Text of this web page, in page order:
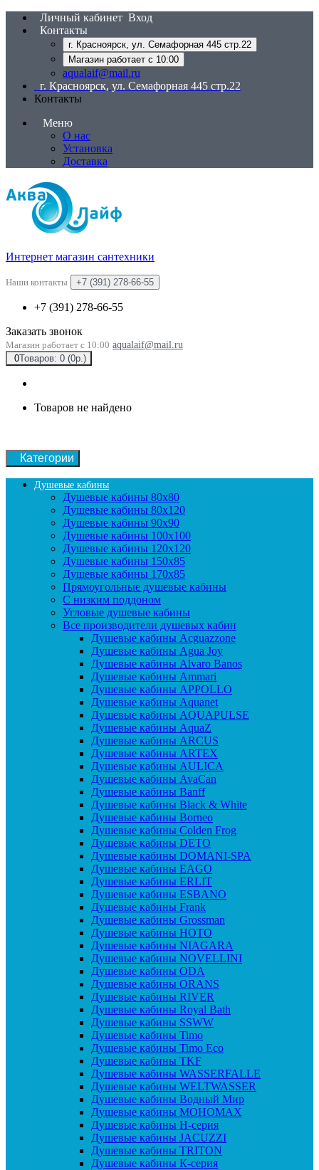
Личный кабинет Вход
Контакты
г. Красноярск, ул. Семафорная 445 стр.22
Магазин работает с 10:00
aqualaif@mail.ru
г. Красноярск, ул. Семафорная 445 стр.22
Контакты
Меню
О нас
Установка
Доставка
Интернет магазин сантехники
Наши контакты +7 (391) 278-66-55
+7 (391) 278-66-55
Заказать звонок
Магазин работает с 10:00 aqualaif@mail.ru
0Товаров: 0 (0р.)
Товаров не найдено
Категории
Душевые кабины
Душевые кабины 80x80
Душевые кабины 80x120
Душевые кабины 90х90
Душевые кабины 100x100
Душевые кабины 120x120
Душевые кабины 150x85
Душевые кабины 170x85
Прямоугольные душевые кабины
С низким поддоном
Угловые душевые кабины
Все производители душевых кабин
Душевые кабины Acguazzone
Душевые кабины Agua Joy
Душевые кабины Alvaro Banos
Душевые кабины Ammari
Душевые кабины APPOLLO
Душевые кабины Aquanet
Душевые кабины AQUAPULSE
Душевые кабины AquaZ
Душевые кабины ARCUS
Душевые кабины ARTEX
Душевые кабины AULICA
Душевые кабины AvaCan
Душевые кабины Banff
Душевые кабины Black & White
Душевые кабины Borneo
Душевые кабины Colden Frog
Душевые кабины DETO
Душевые кабины DOMANI-SPA
Душевые кабины EAGO
Душевые кабины ERLIT
Душевые кабины ESBANO
Душевые кабины Frank
Душевые кабины Grossman
Душевые кабины HOTO
Душевые кабины NIAGARA
Душевые кабины NOVELLINI
Душевые кабины ODA
Душевые кабины ORANS
Душевые кабины RIVER
Душевые кабины Royal Bath
Душевые кабины SSWW
Душевые кабины Timo
Душевые кабины Timo Eco
Душевые кабины TKF
Душевые кабины WASSERFALLE
Душевые кабины WELTWASSER
Душевые кабины Водный Мир
Душевые кабины МОНОМАХ
Душевые кабины H-серия
Душевые кабины JACUZZI
Душевые кабины TRITON
Душевые кабины К-серия